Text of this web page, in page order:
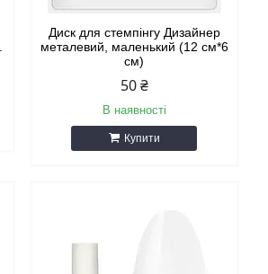
Диск для стемпінгу Дизайнер
металевий, маленький (12 см*6
см)
50 ₴
В наявності
Купити